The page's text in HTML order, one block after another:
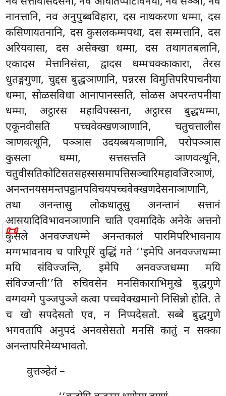
📜
नानत्तानि, नव अनुपुब्बविहारा, दस नाथकरणा धम्मा, दस
कसिणायतनानि, दस कुसलकम्मपथा, दस सम्मत्तानि, दस
अरियवासा, दस असेक्खा धम्मा, दस तथागतबलानि,
एकादस मेत्तानिसंसा, द्वादस धम्मचक्काकारा, तेरस
धुतङ्गगुणा, चुद्दस बुद्धञाणानि, पन्नरस विमुत्तिपरिपाचनीया
धम्मा, सोळसविधा आनापानस्सति, सोळस अपरन्तपनीया
धम्मा, अट्ठारस महाविपस्सना, अट्ठारस बुद्धधम्मा,
एकूनवीसति पच्चवेक्खणञाणानि, चतुचत्तालीस
ञाणवत्थूनि, पञ्ञास उदयब्बयञाणानि, परोपञ्ञास
कुसला धम्मा, सत्तसत्तति ञाणवत्थूनि,
चतुवीसतिकोटिसतसहस्ससमापत्तिसञ्चारिमहावजिरञाणं,
अनन्तनयसमन्तपट्ठानपविचयपच्चवेक्खणदेसनाञाणानि,
तथा अनन्तासु लोकधातूसु अनन्तानं सत्तानं
आसयादिविभावनञाणानि चाति एवमादिके अनेके अत्तनो
कुसले अनवज्जधम्मे अनन्तकालं पारमिपरिभावनाय
मग्गभावनाय च पारिपूरिं वुद्धिं गते ‘‘इमेपि अनवज्जधम्मा
मयि संविज्जन्ति, इमेपि अनवज्जधम्मा मयि
संविज्जन्ती’’ति रुचिवसेन मनसिकाराभिमुखे बुद्धगुणे
वग्गवग्गे पुञ्जपुञ्जे कत्वा पच्चवेक्खमानो निसिन्नो होति. ते
च खो सपदेसतो एव, न निप्पदेसतो. सब्बे बुद्धगुणे
भगवतापि अनुपदं अनवसेसतो मनसि कातुं न सक्का
अनन्तापरिमेय्यभावतो.
वुत्तञ्हेतं –